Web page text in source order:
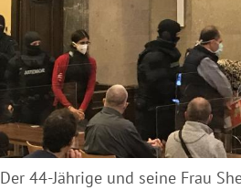
Der 44-Jährige und seine Frau